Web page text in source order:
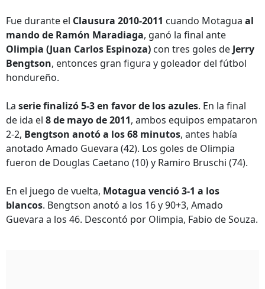
Fue durante el Clausura 2010-2011 cuando Motagua al
mando de Ramón Maradiaga, ganó la final ante
Olimpia (Juan Carlos Espinoza) con tres goles deJerry
Bengtson, entonces gran figura y goleador del fútbol
hondureño.
La serie finalizó 5-3 en favor de los azules. En la final
de ida el 8 de mayo de 2011, ambos equipos empataron
2-2, Bengtson anotó a los 68 minutos, antes había
anotado Amado Guevara (42). Los goles de Olimpia
fueron de Douglas Caetano (10) y Ramiro Bruschi (74).
En el juego de vuelta, Motagua venció 3-1 a los
blancos. Bengtson anotó a los 16 y 90+3, Amado
Guevara a los 46. Descontó por Olimpia, Fabio de Souza.